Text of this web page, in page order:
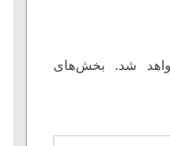
شد.
بخش‌های